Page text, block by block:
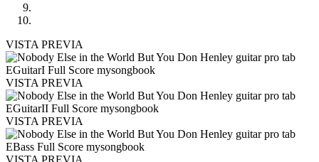
VISTA PREVIA
VISTA PREVIA
VISTA PREVIA